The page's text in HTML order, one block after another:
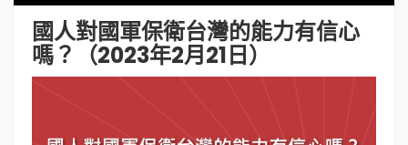
國人對國軍保衛台灣的能力有信心
嗎？（2023年2月21日）